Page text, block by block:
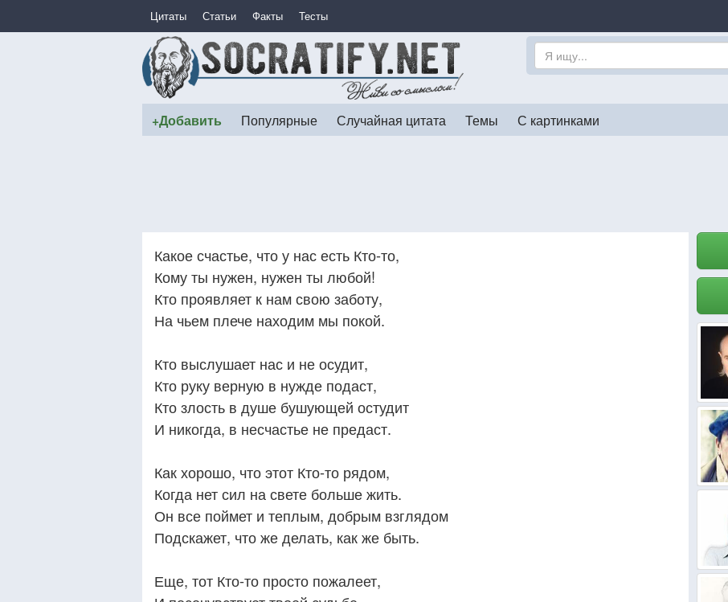
Цитаты Статьи Факты Тесты
+Добавить Популярные Случайная цитата Темы С картинками
Какое счастье, что у нас есть Кто-то,
Кому ты нужен, нужен ты любой!
Кто проявляет к нам свою заботу,
На чьем плече находим мы покой.
Кто выслушает нас и не осудит,
Кто руку верную в нужде подаст,
Кто злость в душе бушующей остудит
И никогда, в несчастье не предаст.
Как хорошо, что этот Кто-то рядом,
Когда нет сил на свете больше жить.
Он все поймет и теплым, добрым взглядом
Подскажет, что же делать, как же быть.
Еще, тот Кто-то просто пожалеет,